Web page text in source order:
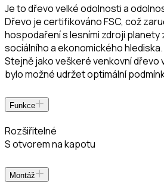
Je to dřevo velké odolnosti a
Dřevo je certifikováno FSC, což
hospodaření s lesními zdroji planety
sociálního a ekonomického hlediska.
Stejně jako veškeré venkovní dřevo
bylo možné udržet optimální
Funkce
Rozšiřitelné
S otvorem na kapotu
Montáž